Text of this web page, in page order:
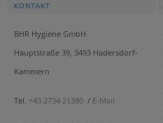
KONTAKT
BHR Hygiene GmbH
Hauptstraße 39, 3493 Hadersdorf-
Kammern
Tel. +43 2734 21380 / E-Mail